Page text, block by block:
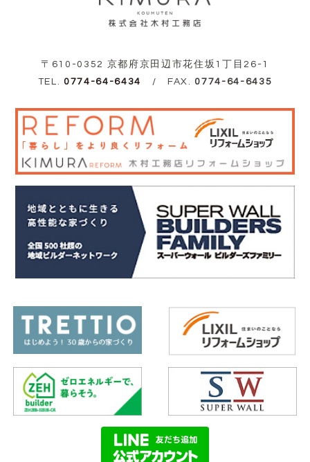
〒610-0352 京都府京田辺市花住坂1丁目26-1
TEL. 0774-64-6434 / FAX. 0774-64-6435